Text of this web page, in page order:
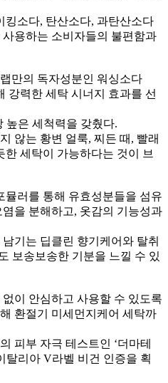
킹소다, 탄산소다, 과탄산소다
용하는 소비자들의 불편함과
만의 독자성분인 워싱소다
강력한 세탁 시너지 효과를 선
높은 세척력을 갖췄다.
않는 황변 얼룩, 찌든 때, 빨래
세탁이 가능하다는 것이 브
뮬러를 통해 유효성분들을 섬유
을 분해하고, 옷감의 기능성과
기는 딥클린 향기케어와 탈취
보송보송한 기분을 느낄 수 있
이 안심하고 사용할 수 있도록
환절기 미세먼지케어 세탁까
피부 자극 테스트인 ‘더마테
탈리아 V라벨 비건 인증을 획